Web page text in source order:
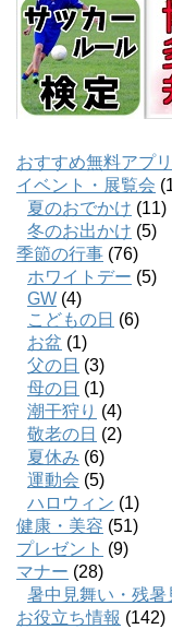
おすすめ無料アプリ
イベント・展覧会
夏のおでかけ (11)
冬のお出かけ (5)
季節の行事 (76)
ホワイトデー (5)
GW (4)
こどもの日 (6)
お盆 (1)
父の日 (3)
母の日 (1)
潮干狩り (4)
敬老の日 (2)
夏休み (6)
運動会 (5)
ハロウィン (1)
健康・美容 (51)
プレゼント (9)
マナー (28)
暑中見舞い・残暑
お役立ち情報 (142)